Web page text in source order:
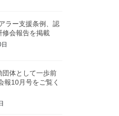
ラー支援条例、認
会報告を掲載
団体として一歩前
報10月号をご覧く